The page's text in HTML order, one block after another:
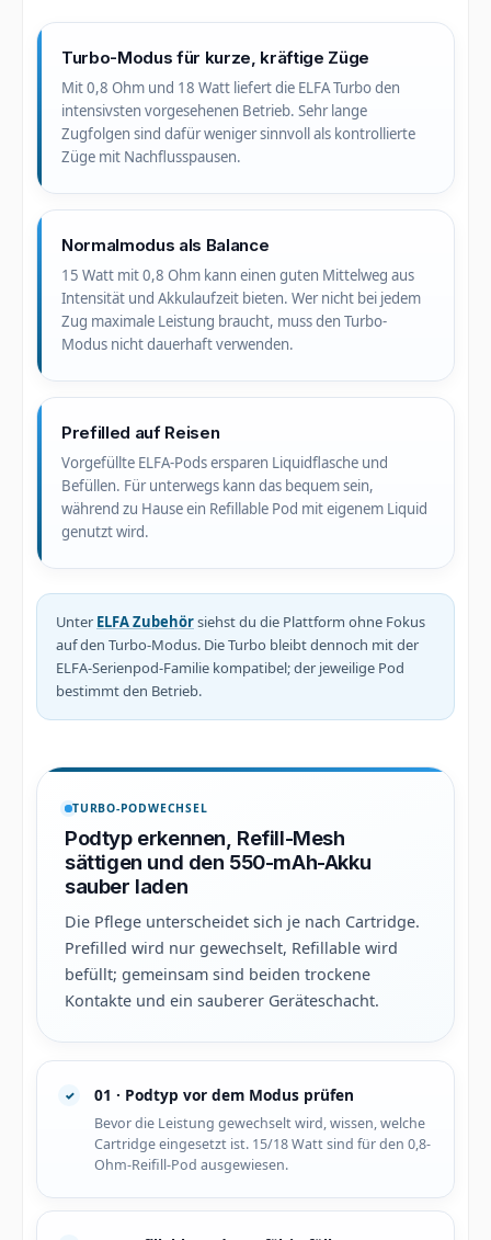
Turbo-Modus für kurze, kräftige Züge
Mit 0,8 Ohm und 18 Watt liefert die ELFA Turbo den
intensivsten vorgesehenen Betrieb. Sehr lange
Zugfolgen sind dafür weniger sinnvoll als kontrollierte
Züge mit Nachflusspausen.
Normalmodus als Balance
15 Watt mit 0,8 Ohm kann einen guten Mittelweg aus
Intensität und Akkulaufzeit bieten. Wer nicht bei jedem
Zug maximale Leistung braucht, muss den Turbo-
Modus nicht dauerhaft verwenden.
Prefilled auf Reisen
Vorgefüllte ELFA-Pods ersparen Liquidflasche und
Befüllen. Für unterwegs kann das bequem sein,
während zu Hause ein Refillable Pod mit eigenem Liquid
genutzt wird.
Unter ELFA Zubehörsiehst du die Plattform ohne Fokus
auf den Turbo-Modus. Die Turbo bleibt dennoch mit der
ELFA-Serienpod-Familie kompatibel; der jeweilige Pod
bestimmt den Betrieb.
TURBO-PODWECHSEL
Podtyp erkennen, Refill-Mesh
sättigen und den 550-mAh-Akku
sauber laden
Die Pflege unterscheidet sich je nach Cartridge.
Prefilled wird nur gewechselt, Refillable wird
befüllt; gemeinsam sind beiden trockene
Kontakte und ein sauberer Geräteschacht.
01 · Podtyp vor dem Modus prüfen
Bevor die Leistung gewechselt wird, wissen, welche
Cartridge eingesetzt ist. 15/18 Watt sind für den 0,8-
Ohm-Reifill-Pod ausgewiesen.